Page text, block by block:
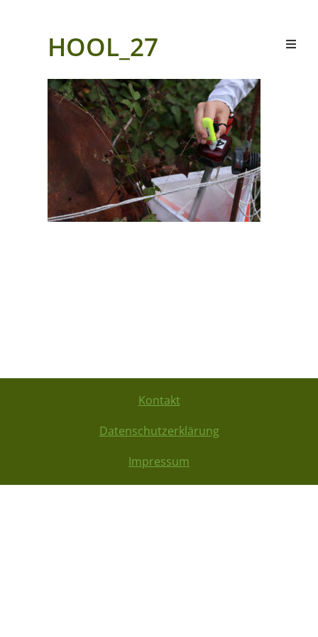
HOOL_27
Kontakt
Datenschutzerklärung
Impressum